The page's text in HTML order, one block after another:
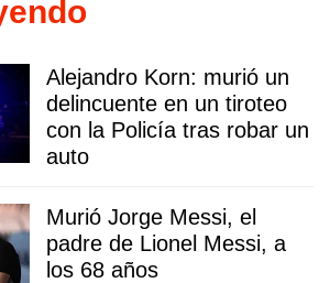
Alejandro Korn: murió un
delincuente en un tiroteo
con la Policía tras robar un
auto
Murió Jorge Messi, el
padre de Lionel Messi, a
los 68 años